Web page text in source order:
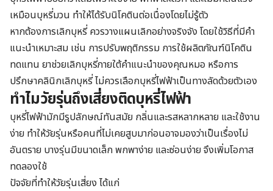
เหมือนบุหรี่มวน ทำให้ได้รับนิโคตินต่อเนื่องโดยไม่รู้ตัว
หากต้องการเลิกบุหรี่ ควรวางแผนเลิกอย่างจริงจัง โดยใช้วิธีที่มีคำ
แนะนำเหมาะสม เช่น การปรับพฤติกรรม การใช้ผลิตภัณฑ์นิโคติน
ทดแทน ยาช่วยเลิกบุหรี่ภายใต้คำแนะนำของคุณหมอ หรือการ
ปรึกษาคลินิกเลิกบุหรี่ ไม่ควรเลือกบุหรี่ไฟฟ้าเป็นทางลัดด้วยตัวเอง
ทำไมวัยรุ่นถึงเสี่ยงติดบุหรี่ไฟฟ้า
บุหรี่ไฟฟ้ามักมีรูปลักษณ์ทันสมัย กลิ่นและรสหลากหลาย และใช้งาน
ง่าย ทำให้วัยรุ่นหรือคนที่ไม่เคยสูบมาก่อนอาจมองว่าเป็นเรื่องไม่
อันตราย บางรุ่นมีขนาดเล็ก พกพาง่าย และซ่อนง่าย จึงเพิ่มโอกาส
ทดลองใช้
ปัจจัยที่ทำให้วัยรุ่นเสี่ยง ได้แก่